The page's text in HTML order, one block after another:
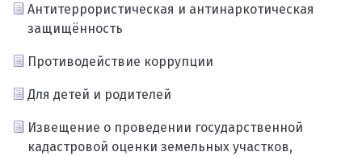
Антитеррористическая и антинаркотическая
защищённость
Противодействие коррупции
Для детей и родителей
Извещение о проведении государственной
кадастровой оценки земельных участков,